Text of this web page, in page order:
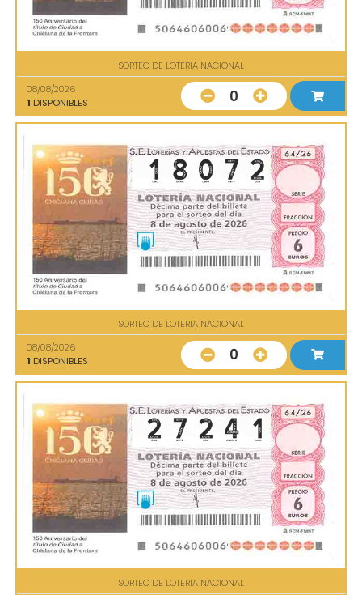
SORTEO DE LOTERIA NACIONAL
08/08/2026
1 DISPONIBLES 0
SORTEO DE LOTERIA NACIONAL
08/08/2026
1 DISPONIBLES 0
SORTEO DE LOTERIA NACIONAL